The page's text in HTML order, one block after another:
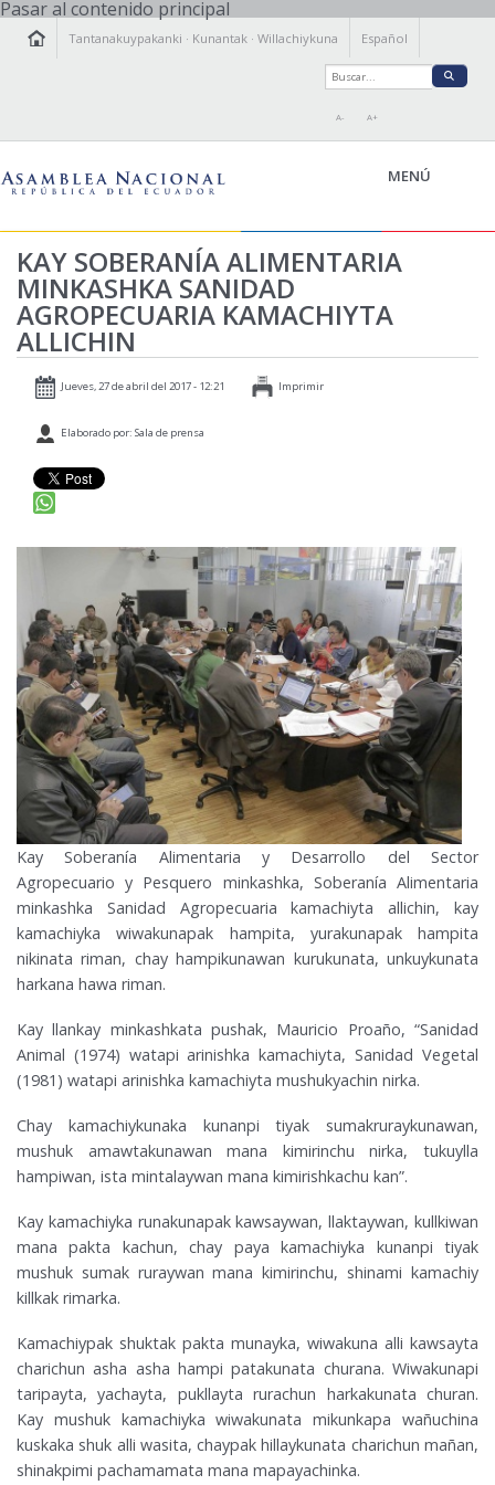
Pasar al contenido principal
Tantanakuypakanki · Kunantak ·Willachiykuna Español
A- A+
MENÚ
TANTANAKUY
KAMACHIY KILLKAY
ÑAWINCHIY
WILLACHIKKUNA
ISTALLAKTAMANTA
KAY SOBERANÍA ALIMENTARIA
MINKASHKA SANIDAD
AGROPECUARIA KAMACHIYTA
ALLICHIN
Jueves, 27 de abril del 2017 - 12:21 Imprimir
Elaborado por: Sala de prensa
Kay Soberanía Alimentaria y Desarrollo del Sector
Agropecuario y Pesquero minkashka, Soberanía Alimentaria
minkashka Sanidad Agropecuaria kamachiyta allichin, kay
kamachiyka wiwakunapak hampita, yurakunapak hampita
nikinata riman, chay hampikunawan kurukunata, unkuykunata
harkana hawa riman.
Kay llankay minkashkata pushak, Mauricio Proaño, “Sanidad
Animal (1974) watapi arinishka kamachiyta, Sanidad Vegetal
(1981) watapi arinishka kamachiyta mushukyachin nirka.
Chay kamachiykunaka kunanpi tiyak sumakruraykunawan,
mushuk amawtakunawan mana kimirinchu nirka, tukuylla
hampiwan, ista mintalaywan mana kimirishkachu kan”.
Kay kamachiyka runakunapak kawsaywan, llaktaywan, kullkiwan
mana pakta kachun, chay paya kamachiyka kunanpi tiyak
mushuk sumak ruraywan mana kimirinchu, shinami kamachiy
killkak rimarka.
Kamachiypak shuktak pakta munayka, wiwakuna alli kawsayta
charichun asha asha hampi patakunata churana. Wiwakunapi
taripayta, yachayta, pukllayta rurachun harkakunata churan.
Kay mushuk kamachiyka wiwakunata mikunkapa wañuchina
kuskaka shuk alli wasita, chaypak hillaykunata charichun mañan,
shinakpimi pachamamata mana mapayachinka.